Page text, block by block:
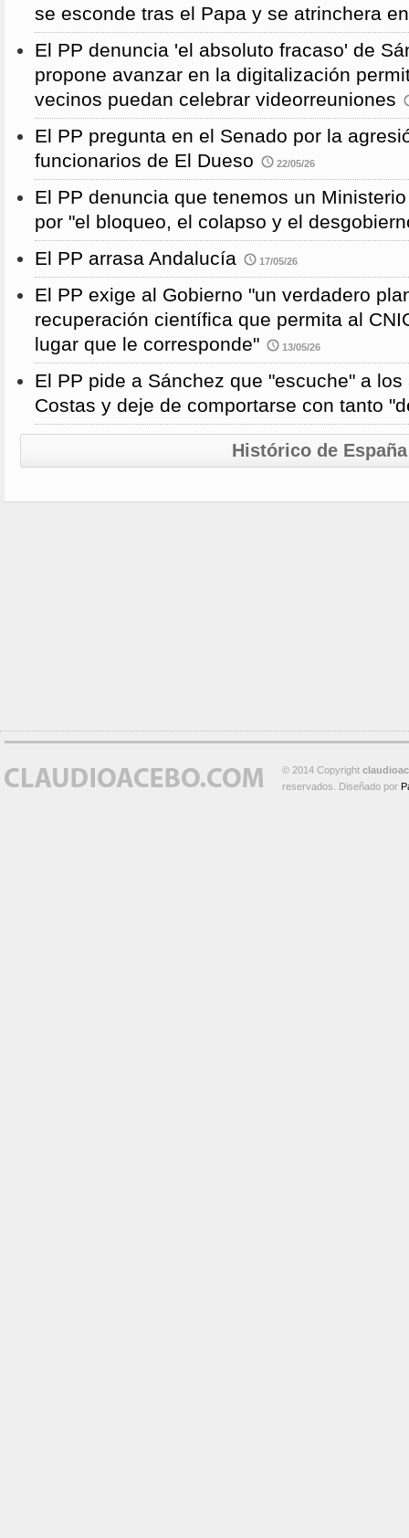
se esconde tras el Papa y se atrinchera
El PP denuncia 'el absoluto fracaso' de
propone avanzar en la digitalización
vecinos puedan celebrar videorreuniones
El PP pregunta en el Senado por la
funcionarios de El Dueso
22/05/26
El PP denuncia que tenemos un
por "el bloqueo, el colapso y el
El PP arrasa Andalucía
17/05/26
El PP exige al Gobierno "un verdadero
recuperación científica que permita al
lugar que le corresponde"
13/05/26
El PP pide a Sánchez que "escuche" a
Costas y deje de comportarse con tanto
Histórico de España
© 2014 Copyright
reservados. Diseñado por